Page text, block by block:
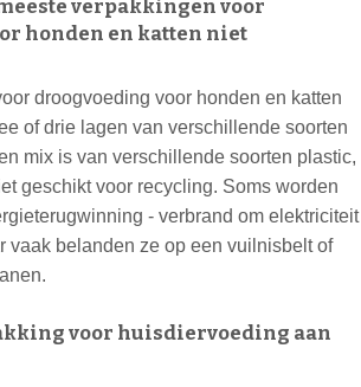
verpakkingen voor
honden en katten niet
droogvoeding voor honden en katten
of drie lagen van verschillende soorten
mix is van verschillende soorten plastic,
geschikt voor recycling. Soms worden
- verbrand om elektriciteit
vaak belanden ze op een vuilnisbelt of
voor huisdiervoeding aan